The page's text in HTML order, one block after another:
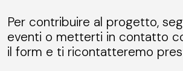
Per contribuire al progetto,
eventi o metterti in contatto
il form e ti ricontatteremo